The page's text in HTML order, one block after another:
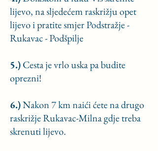
lijevo, na sljedećem raskrižju opet
lijevo i pratite smjer Podstražje -
Rukavac - Podšpilje
5.)Cesta je vrlo uska pa budite
oprezni!
6.)Nakon 7 km naići ćete na drugo
raskrižje Rukavac-Milna gdje treba
skrenuti lijevo.